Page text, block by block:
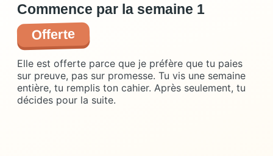
Commence par la semaine 1
Offerte
Elle est offerte parce que je préfère que tu paies
sur preuve, pas sur promesse. Tu vis une semaine
entière, tu remplis ton cahier. Après seulement, tu
décides pour la suite.